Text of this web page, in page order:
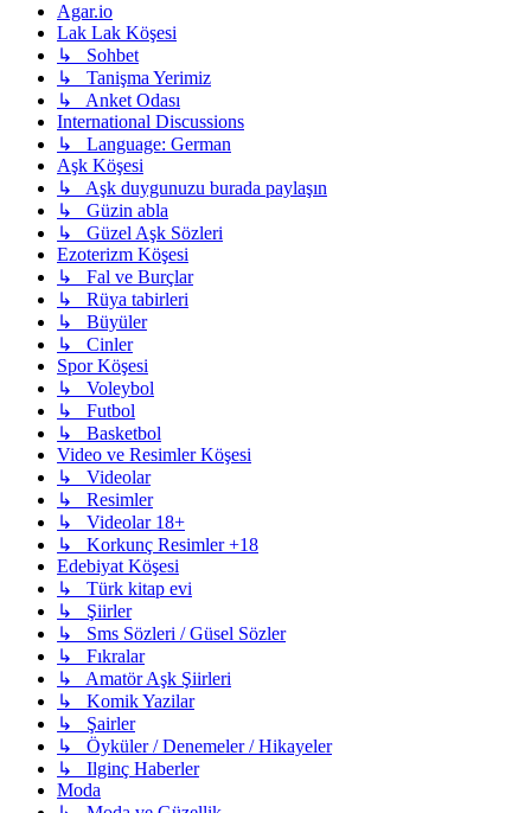
Agar.io
Lak Lak Köşesi
↳ Sohbet
↳ Tanişma Yerimiz
↳ Anket Odası
International Discussions
↳ Language: German
Aşk Köşesi
↳ Aşk duygunuzu burada paylaşın
↳ Güzin abla
↳ Güzel Aşk Sözleri
Ezoterizm Köşesi
↳ Fal ve Burçlar
↳ Rüya tabirleri
↳ Büyüler
↳ Cinler
Spor Köşesi
↳ Voleybol
↳ Futbol
↳ Basketbol
Video ve Resimler Köşesi
↳ Videolar
↳ Resimler
↳ Videolar 18+
↳ Korkunç Resimler +18
Edebiyat Köşesi
↳ Türk kitap evi
↳ Şiirler
↳ Sms Sözleri / Güsel Sözler
↳ Fıkralar
↳ Amatör Aşk Şiirleri
↳ Komik Yazilar
↳ Şairler
↳ Öyküler / Denemeler / Hikayeler
↳ Ilginç Haberler
Moda